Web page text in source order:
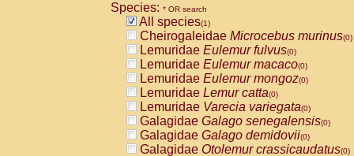
Species: * OR search
All species(1)
Cheirogaleidae Microcebus murinus(0)
Lemuridae Eulemur fulvus(0)
Lemuridae Eulemur macaco(0)
Lemuridae Eulemur mongoz(0)
Lemuridae Lemur catta(0)
Lemuridae Varecia variegata(0)
Galagidae Galago senegalensis(0)
Galagidae Galago demidovii(0)
Galagidae Otolemur crassicaudatus(0)